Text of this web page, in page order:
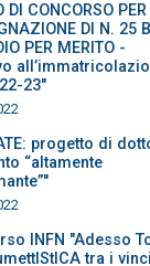
DI CONCORSO PER
DI N. 25
PER MERITO -
23"
progetto di
“altamente
INFN "Adesso
tra i